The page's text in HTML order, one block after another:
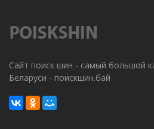
Сайт поиск шин - самый большой
Беларуси - поискшин.бай